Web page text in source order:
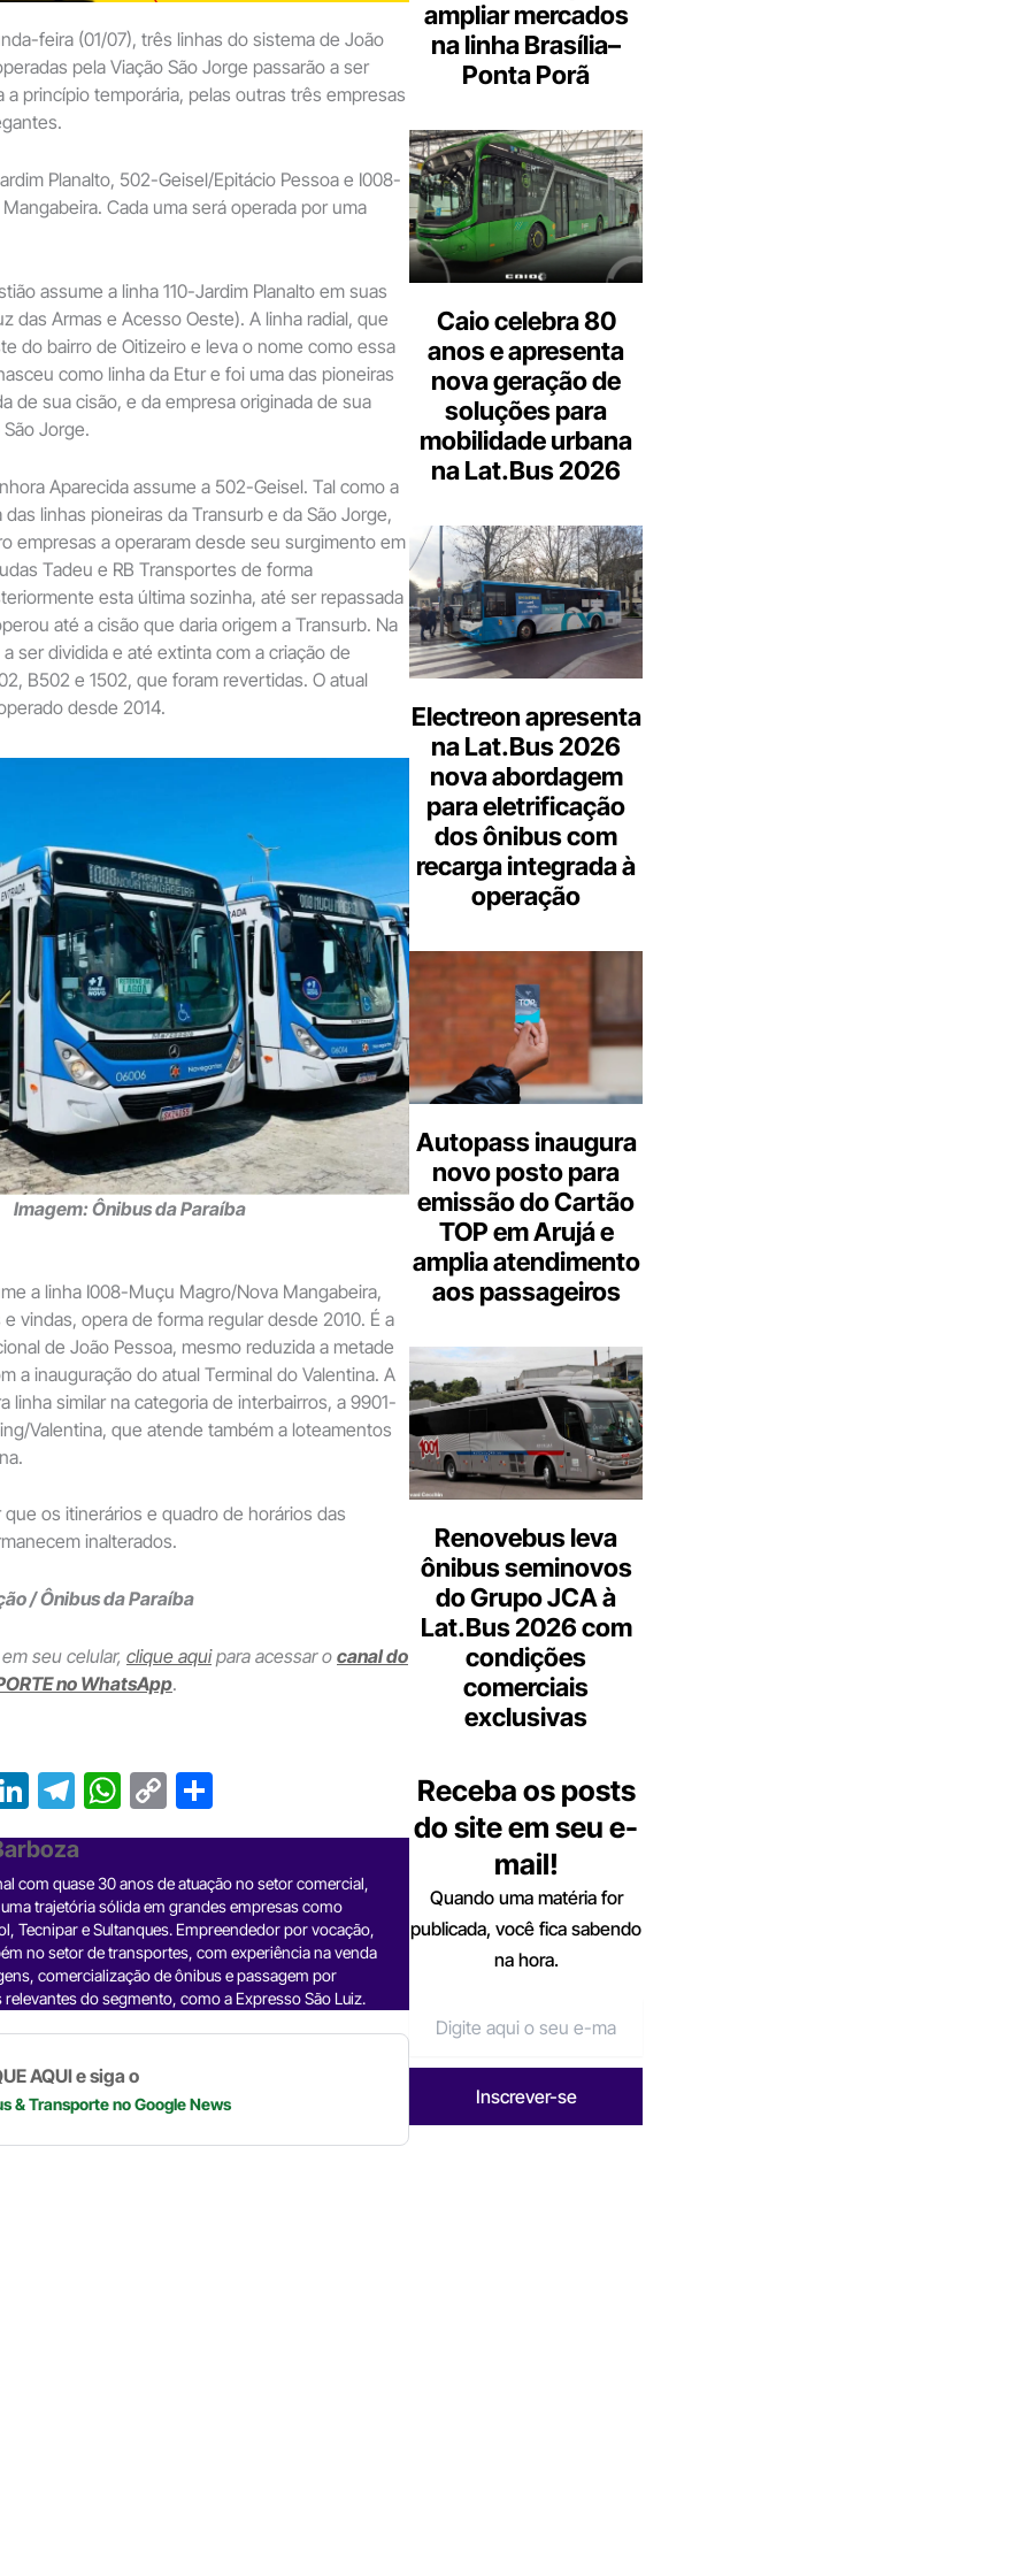
feira (01/07), três linhas do sistema de João
pela Viação São Jorge passarão a ser
a princípio temporária, pelas outras três empresas
Planalto, 502-Geisel/Epitácio Pessoa e I008-
Cada uma será operada por uma
assume a linha 110-Jardim Planalto em suas
das Armas e Acesso Oeste). A linha radial, que
do bairro de Oitizeiro e leva o nome como essa
como linha da Etur e foi uma das pioneiras
de sua cisão, e da empresa originada de sua
Jorge.
Aparecida assume a 502-Geisel. Tal como a
das linhas pioneiras da Transurb e da São Jorge,
empresas a operaram desde seu surgimento em
Tadeu e RB Transportes de forma
esta última sozinha, até ser repassada
até a cisão que daria origem a Transurb. Na
ser dividida e até extinta com a criação de
B502 e 1502, que foram revertidas. O atual
desde 2014.
Imagem: Ônibus da Paraíba
a linha I008-Muçu Magro/Nova Mangabeira,
vindas, opera de forma regular desde 2010. É a
de João Pessoa, mesmo reduzida a metade
a inauguração do atual Terminal do Valentina. A
linha similar na categoria de interbairros, a 9901-
Valentina, que atende também a loteamentos
os itinerários e quadro de horários das
inalterados.
/ Ônibus da Paraíba
seu celular, clique aquipara acessar o canal do
no WhatsApp.
Li
n
ke
dI
n
T
el
e
gr
a
m
W
h
s
A
p
p
C
o
y
Li
n
k
h
e
com quase 30 anos de atuação no setor comercial,
trajetória sólida em grandes empresas como
Tecnipar e Sultanques. Empreendedor por vocação,
no setor de transportes, com experiência na venda
comercialização de ônibus e passagem por
relevantes do segmento, como a Expresso São Luiz.
AQUI e siga o
& Transporteno Google News
ampliar mercados
na linha Brasília–
Ponta Porã
Caio celebra 80
anos e apresenta
nova geração de
soluções para
mobilidade urbana
na Lat.Bus 2026
Electreon apresenta
na Lat.Bus 2026
nova abordagem
para eletrificação
dos ônibus com
recarga integrada à
operação
Autopass inaugura
novo posto para
emissão do Cartão
TOP em Arujá e
amplia atendimento
aos passageiros
Renovebus leva
ônibus seminovos
do Grupo JCA à
Lat.Bus 2026 com
condições
comerciais
exclusivas
Receba os posts
do site em seu e-
mail!
Quando uma matéria for
publicada, você fica sabendo
na hora.
Inscrever-se